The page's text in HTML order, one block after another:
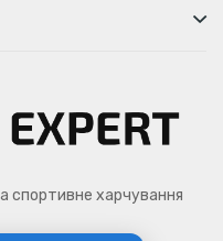
спортивне харчування